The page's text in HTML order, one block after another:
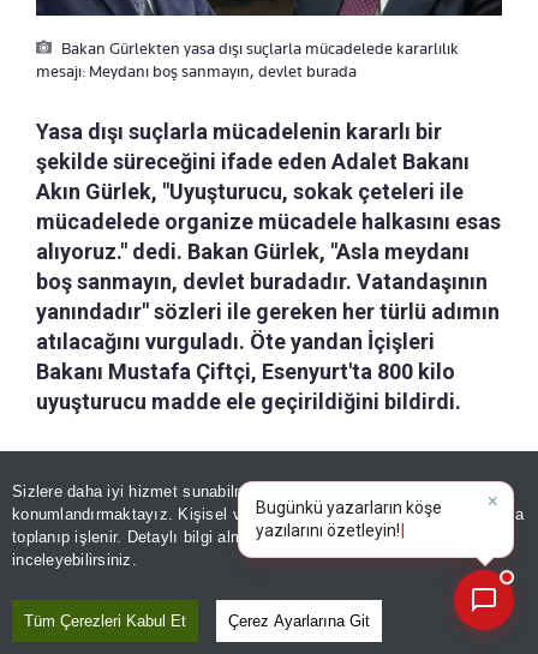
Sizlere daha iyi hizmet sunabilmek adına sitemizde
konumlandırmaktayız. Kişisel verileriniz, KVKK ve GDPR kapsamında
toplanıp işlenir. Detaylı bilgi almak içinAydınlatma Metnimizi
inceleyebilirsiniz.
Tüm Çerezleri Kabul Et Çerez Ayarlarına Git
Bakan Gürlekten yasa dışı suçlarla mücadelede kararlılık
mesajı: Meydanı boş sanmayın, devlet burada
Yasa dışı suçlarla mücadelenin kararlı bir
şekilde süreceğini ifade eden Adalet Bakanı
Akın Gürlek, "Uyuşturucu, sokak çeteleri ile
mücadelede organize mücadele halkasını esas
alıyoruz." dedi. Bakan Gürlek, "Asla meydanı
boş sanmayın, devlet buradadır. Vatandaşının
yanındadır" sözleri ile gereken her türlü adımın
atılacağını vurguladı. Öte yandan İçişleri
Bakanı Mustafa Çiftçi, Esenyurt'ta 800 kilo
uyuşturucu madde ele geçirildiğini bildirdi.
Adalet Bakanı Akın Gürlek ile İçişleri Bakanı
Mustafa Çiftçi, Büyükçekmece Adliyesi'nde
açıklamalarda bulundu.
×
Bugünkü yazarların köşe
yazılarını özetley